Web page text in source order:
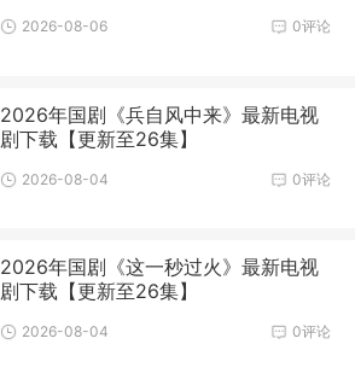
0评论
2026-08-06
2026年国剧《兵自风中来》最新电视
剧下载【更新至26集】
0评论
2026-08-04
2026年国剧《这一秒过火》最新电视
剧下载【更新至26集】
0评论
2026-08-04